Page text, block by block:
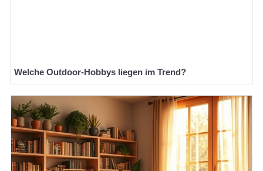
Welche Outdoor-Hobbys liegen im Trend?